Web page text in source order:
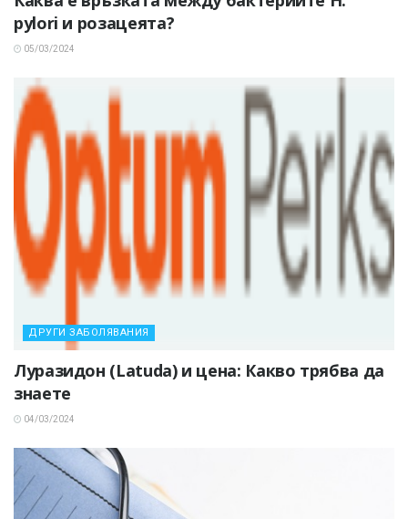
pylori и розацеята?
05/03/2024
ДРУГИ ЗАБОЛЯВАНИЯ
Луразидон (Latuda) и цена: Какво трябва да
знаете
04/03/2024